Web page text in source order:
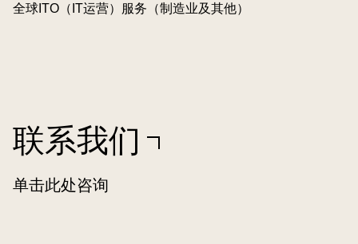
全球ITO（IT运营）服务（制造业及其他）
联系我们
单击此处咨询